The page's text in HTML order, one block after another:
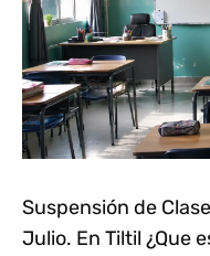
Suspensión de
Julio. En Tiltil ¿Que